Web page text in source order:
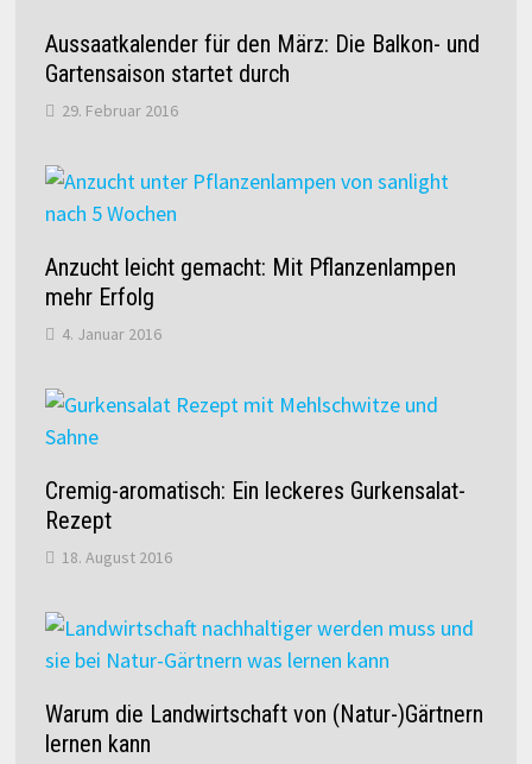
Aussaatkalender für den März: Die Balkon- und
Gartensaison startet durch
29. Februar 2016
Anzucht leicht gemacht: Mit Pflanzenlampen
mehr Erfolg
4. Januar 2016
Cremig-aromatisch: Ein leckeres Gurkensalat-
Rezept
18. August 2016
Warum die Landwirtschaft von (Natur-)Gärtnern
lernen kann